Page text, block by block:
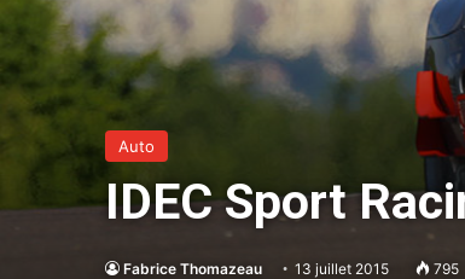
Auto
IDEC Sport
Fabrice Thomazeau 13 juillet 2015 795